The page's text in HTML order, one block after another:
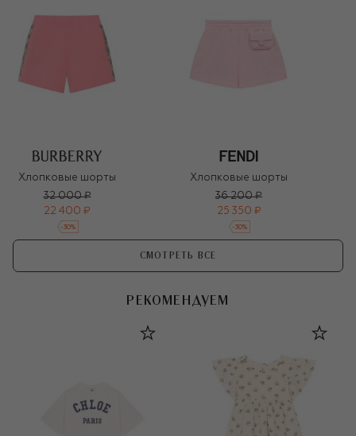
Хлопковые шорты
32 000 ₽
22 400 ₽
-30%
Хлопковые шорты
36 200 ₽
25 350 ₽
-30%
СМОТРЕТЬ ВСЕ
РЕКОМЕНДУЕМ